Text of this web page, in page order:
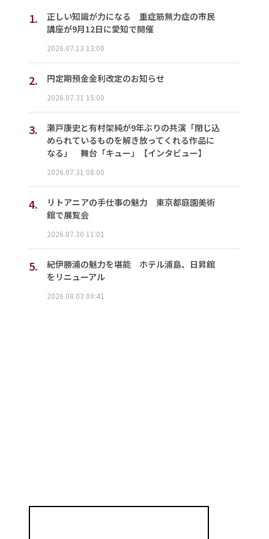
1.
正しい知識が力になる 重症筋無力症の市民
講座が9月12日に愛知で開催
2026.07.13 13:00
2. 円定期預金金利改定のお知らせ
2026.07.31 15:00
3.
瀬戸康史と有村架純が9年ぶりの共演「閉じ込
められているものを解き放ってくれる作品に
なる」 舞台「キュー」【インタビュー】
2026.07.31 08:00
4.
リトアニアの手仕事の魅力 東京都庭園美術
館で展覧会
2026.07.30 11:01
5.
紀伊勝浦の魅力を堪能 ホテル浦島、日昇館
をリニューアル
2026.08.03 09:41